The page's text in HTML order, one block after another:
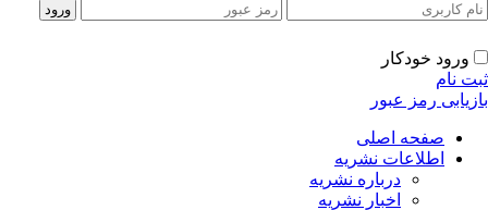
ورود خودکار
نام
رمز عبور
صفحه اصلی
اطلاعات نشریه
درباره نشریه
اخبار نشریه